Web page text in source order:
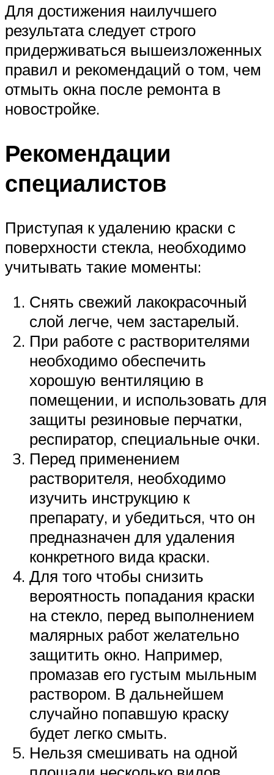
Для достижения наилучшего
результата следует строго
придерживаться вышеизложенных
правил и рекомендаций о том, чем
отмыть окна после ремонта в
новостройке.
Рекомендации
специалистов
Приступая к удалению краски с
поверхности стекла, необходимо
учитывать такие моменты:
Снять свежий лакокрасочный
слой легче, чем застарелый.
При работе с растворителями
необходимо обеспечить
хорошую вентиляцию в
помещении, и использовать для
защиты резиновые перчатки,
респиратор, специальные очки.
Перед применением
растворителя, необходимо
изучить инструкцию к
препарату, и убедиться, что он
предназначен для удаления
конкретного вида краски.
Для того чтобы снизить
вероятность попадания краски
на стекло, перед выполнением
малярных работ желательно
защитить окно. Например,
промазав его густым мыльным
раствором. В дальнейшем
случайно попавшую краску
будет легко смыть.
Нельзя смешивать на одной